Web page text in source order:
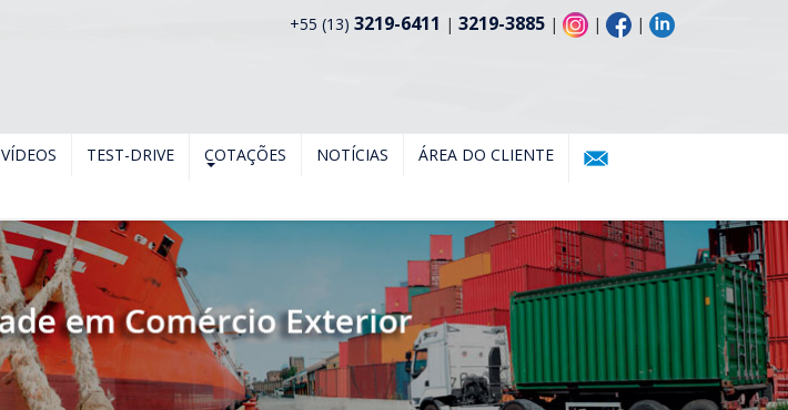
+55 (13) 3219-6411 | 3219-3885 | | |
VÍDEOS TEST-DRIVE COTAÇÕES NOTÍCIAS ÁREA DO CLIENTE